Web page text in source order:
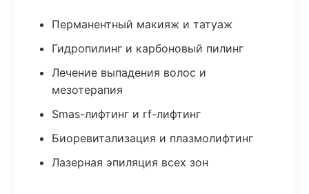
Перманентный макияж и татуаж
Гидропилинг и карбоновый пилинг
Лечение выпадения волос и
мезотерапия
Smas-лифтинг и rf-лифтинг
Биоревитализация и плазмолифтинг
Лазерная эпиляция всех зон